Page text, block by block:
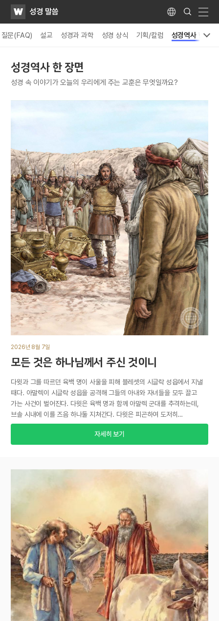
WATV성경 말씀 Language
Search
Submit
문(FAQ) 설교 성경과 과학 성경 상식 기획/칼럼 성경역사 한 장면
성경역사 한 장면
성경 속 이야기가 오늘의 우리에게 주는 교훈은 무엇일까요?
2026년 8월 7일
모든 것은 하나님께서 주신 것이니
다윗과 그를 따르던 육백 명이 사울을 피해 블레셋의 시글락 성읍에서 지낼
때다. 아말렉이 시글락 성읍을 공격해 그들의 아내와 자녀들을 모두 끌고
가는 사건이 벌어진다. 다윗은 육백 명과 함께 아말렉 군대를 추격하는데,
브솔 시내에 이를 즈음 하나둘 지쳐간다. 다윗은 피곤하여 도저히…
자세히 보기